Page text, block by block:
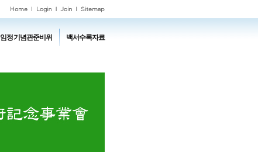
임정기념관준비위 백서수록자료